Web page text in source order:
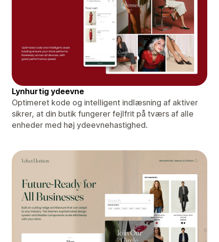
Lynhurtig ydeevne
Optimeret kode og intelligent indlæsning af aktiver
sikrer, at din butik fungerer fejlfrit på tværs af alle
enheder med høj ydeevnehastighed.